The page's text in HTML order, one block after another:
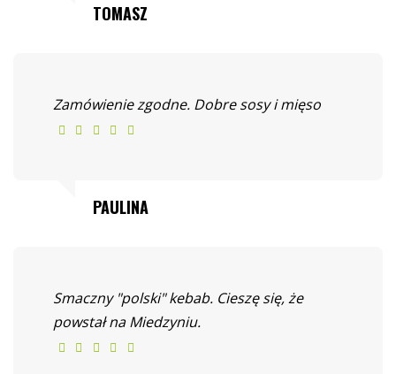
TOMASZ
Zamówienie zgodne. Dobre sosy i mięso
PAULINA
Smaczny "polski" kebab. Cieszę się, że
powstał na Miedzyniu.